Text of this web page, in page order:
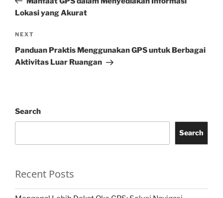
Lokasi yang Akurat
Next
Post
NEXT
Panduan Praktis Menggunakan GPS untuk Berbagai
Aktivitas Luar Ruangan
Search
Search
Recent Posts